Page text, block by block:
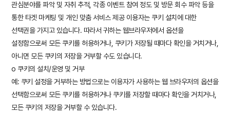
관심분야를 파악 및 자취 추적, 각종 이벤트 참여 정도 및 방문 회수 파악 등을
통한 타겟 마케팅 및 개인 맞춤 서비스 제공 이용자는 쿠키 설치에 대한
선택권을 가지고 있습니다. 따라서 귀하는 웹브라우저에서 옵션을
설정함으로써 모든 쿠키를 허용하거나, 쿠키가 저장될 때마다 확인을 거치거나,
아니면 모든 쿠키의 저장을 거부할 수도 있습니다.
ο 쿠키의 설치/운영 및 거부
예: 쿠키 설정을 거부하는 방법으로는 이용자가 사용하는 웹 브라우저의 옵션을
선택함으로써 모든 쿠키를 허용하거나 쿠키를 저장할 때마다 확인을 거치거나,
모든 쿠키의 저장을 거부할 수 있습니다.